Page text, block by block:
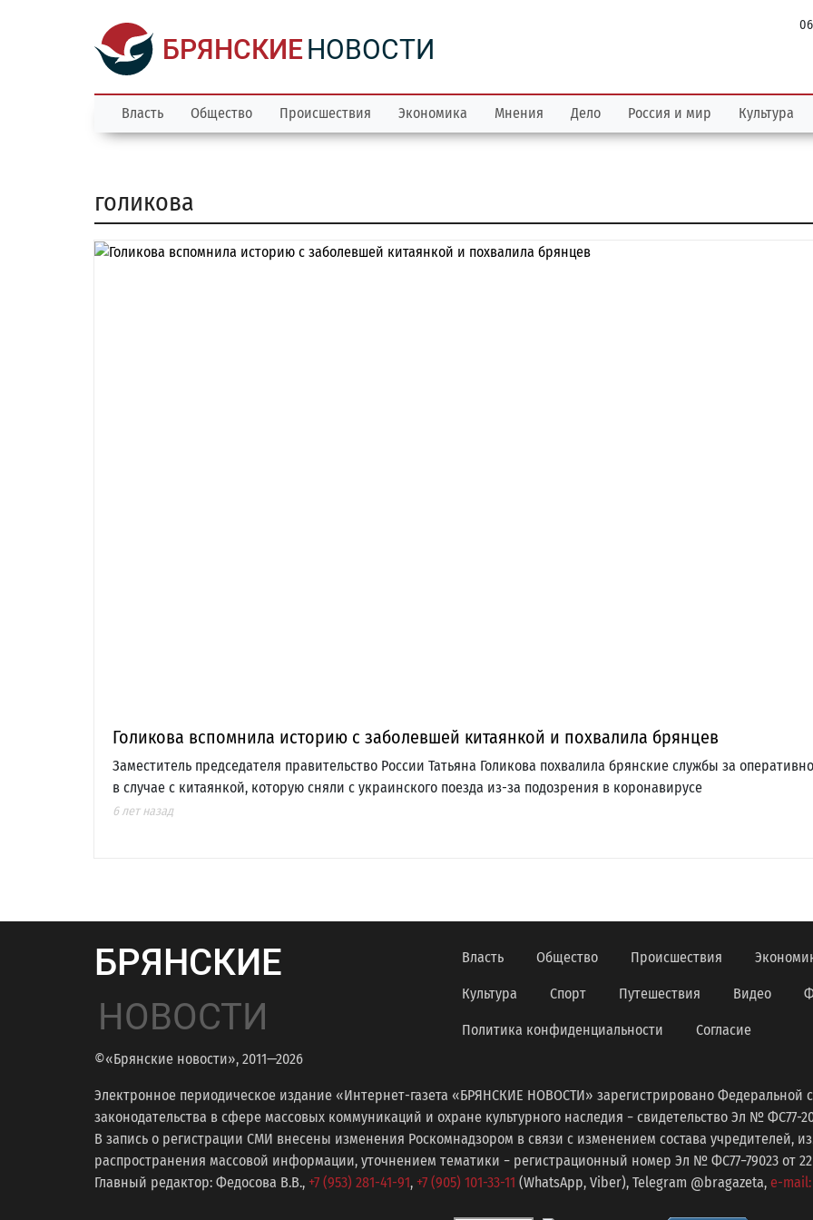
БРЯНСКИЕНОВОСТИ
Власть Общество Происшествия Экономика Мнения Дело Россия и мир Культура
голикова
Голикова вспомнила историю с заболевшей китаянкой и похвалила брянцев
Заместитель председателя правительство России Татьяна Голикова похвалила брянские службы за
в случае с китаянкой, которую сняли с украинского поезда из-за подозрения в коронавирусе
6 лет назад
БРЯНСКИЕ
НОВОСТИ
©«Брянские новости», 2011—2026
Власть Общество Происшествия
Культура Спорт Путешествия Видео
Политика конфиденциальности Согласие
Электронное периодическое издание «Интернет-газета «БРЯНСКИЕ НОВОСТИ» зарегистрировано Федеральной
законодательства в сфере массовых коммуникаций и охране культурного наследия − свидетельство Эл № ФС77-
В запись о регистрации СМИ внесены изменения Роскомнадзором в связи с изменением состава учредителей,
распространения массовой информации, уточнением тематики − регистрационный номер Эл № ФС77−79023 от 22
Главный редактор: Федосова В.В., +7 (953) 281-41-91, +7 (905) 101-33-11 (WhatsApp, Viber), Telegram @bragazeta, e-